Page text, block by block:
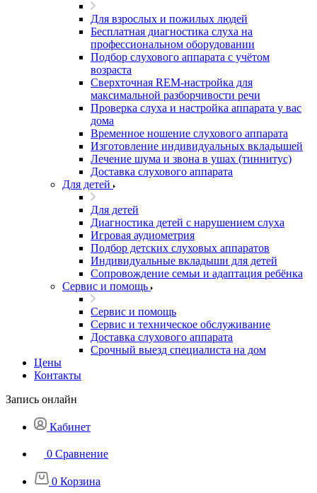
Для взрослых и пожилых людей
Бесплатная диагностика слуха на
профессиональном оборудовании
Подбор слухового аппарата с учётом
возраста
Сверхточная REM-настройка для
максимальной разборчивости речи
Проверка слуха и настройка аппарата у вас
дома
Временное ношение слухового аппарата
Изготовление индивидуальных вкладышей
Лечение шума и звона в ушах (тиннитус)
Доставка слухового аппарата
Для детей
Для детей
Диагностика детей с нарушением слуха
Игровая аудиометрия
Подбор детских слуховых аппаратов
Индивидуальные вкладыши для детей
Сопровождение семьи и адаптация ребёнка
Сервис и помощь
Сервис и помощь
Сервис и техническое обслуживание
Доставка слухового аппарата
Срочный выезд специалиста на дом
Цены
Контакты
Запись онлайн
Кабинет
0 Сравнение
0 Корзина